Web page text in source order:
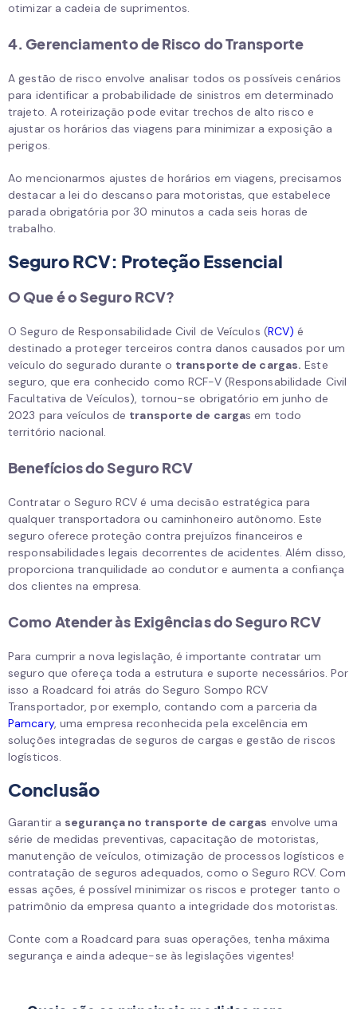
otimizar a cadeia de suprimentos.
4. Gerenciamento de Risco do Transporte
A gestão de risco envolve analisar todos os possíveis cenários
para identificar a probabilidade de sinistros em determinado
trajeto. A roteirização pode evitar trechos de alto risco e
ajustar os horários das viagens para minimizar a exposição a
perigos.
Ao mencionarmos ajustes de horários em viagens, precisamos
destacar a lei do descanso para motoristas, que estabelece
parada obrigatória por 30 minutos a cada seis horas de
trabalho.
Seguro RCV: Proteção Essencial
O Que é o Seguro RCV?
O Seguro de Responsabilidade Civil de Veículos (RCV) é
destinado a proteger terceiros contra danos causados por um
veículo do segurado durante o transporte de cargas. Este
seguro, que era conhecido como RCF-V (Responsabilidade Civil
Facultativa de Veículos), tornou-se obrigatório em junho de
2023 para veículos de transporte de cargas em todo
território nacional.
Benefícios do Seguro RCV
Contratar o Seguro RCV é uma decisão estratégica para
qualquer transportadora ou caminhoneiro autônomo. Este
seguro oferece proteção contra prejuízos financeiros e
responsabilidades legais decorrentes de acidentes. Além disso,
proporciona tranquilidade ao condutor e aumenta a confiança
dos clientes na empresa.
Como Atender às Exigências do Seguro RCV
Para cumprir a nova legislação, é importante contratar um
seguro que ofereça toda a estrutura e suporte necessários. Por
isso a Roadcard foi atrás do Seguro Sompo RCV
Transportador, por exemplo, contando com a parceria da
Pamcary, uma empresa reconhecida pela excelência em
soluções integradas de seguros de cargas e gestão de riscos
logísticos.
Conclusão
Garantir a segurança no transporte de cargas envolve uma
série de medidas preventivas, capacitação de motoristas,
manutenção de veículos, otimização de processos logísticos e
contratação de seguros adequados, como o Seguro RCV. Com
essas ações, é possível minimizar os riscos e proteger tanto o
patrimônio da empresa quanto a integridade dos motoristas.
Conte com a Roadcard para suas operações, tenha máxima
segurança e ainda adeque-se às legislações vigentes!